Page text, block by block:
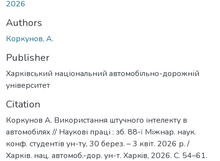
2026
Authors
Коркунов, А.
Publisher
Харківський національний автомобільно-дорожній
університет
Citation
Коркунов А. Використання штучного інтелекту в
автомобілях // Наукові праці : зб. 88-ї Міжнар. наук.
конф. студентів ун-ту, 30 берез. – 3 квіт. 2026 р. /
Харків. нац. автомоб.-дор. ун-т. Харкiв, 2026. С. 54–61.